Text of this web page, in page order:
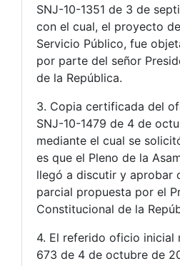
SNJ-10-1351 de 3 de
con el cual, el proyecto
Servicio Público, fue
por parte del señor
de la República.
3. Copia certificada del
SNJ-10-1479 de 4 de
mediante el cual se
es que el Pleno de la
llegó a discutir y aprobar
parcial propuesta por el
Constitucional de la
4. El referido oficio inicial
673 de 4 de octubre de